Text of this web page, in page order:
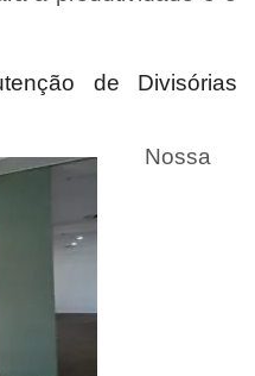
de Divisórias
Nossa